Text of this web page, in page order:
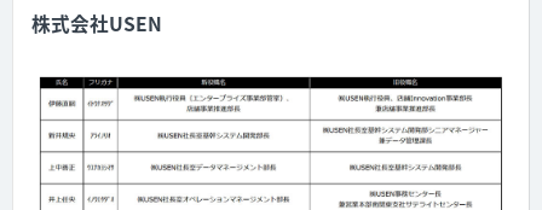
株式会社USEN